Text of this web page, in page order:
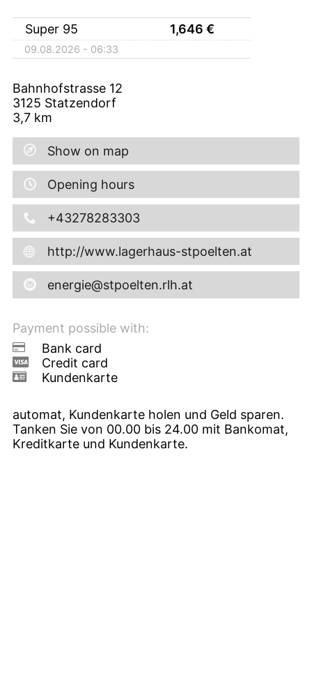
Super 95 1,646 €
09.08.2026 - 06:33
Bahnhofstrasse 12
3125 Statzendorf
3,7 km
Show on map
Opening hours
+43278283303
http://www.lagerhaus-stpoelten.at
energie@stpoelten.rlh.at
Payment possible with:
Bank card
Credit card
Kundenkarte
automat, Kundenkarte holen und Geld sparen.
Tanken Sie von 00.00 bis 24.00 mit Bankomat,
Kreditkarte und Kundenkarte.